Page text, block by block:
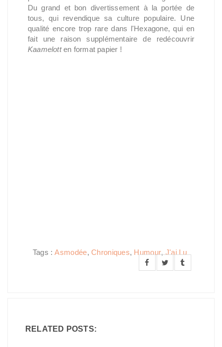
Du grand et bon divertissement à la portée de
tous, qui revendique sa culture populaire. Une
qualité encore trop rare dans l'Hexagone, qui en
fait une raison supplémentaire de redécouvrir
Kaamelotten format papier !
Tags :Asmodée,Chroniques, Humour, J'ai Lu
RELATED POSTS: